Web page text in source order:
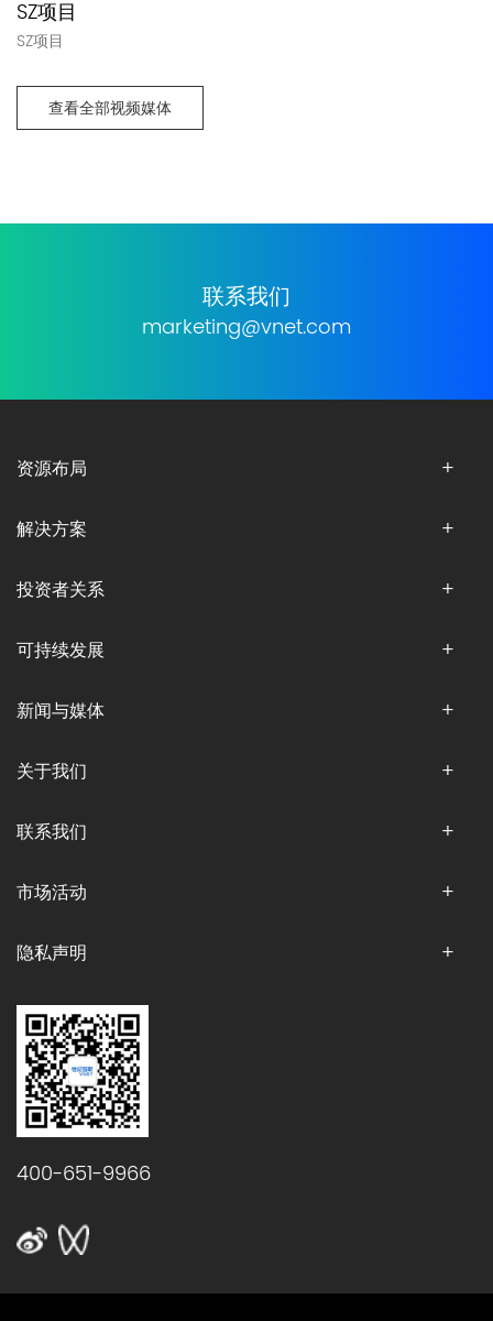
SZ项目
SZ项目
查看全部视频媒体
联系我们
marketing@vnet.com
资源布局
解决方案
投资者关系
可持续发展
新闻与媒体
关于我们
联系我们
市场活动
隐私声明
400-651-9966